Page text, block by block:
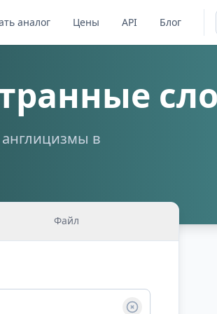
аналог Цены API Блог
англицизмы в
Файл